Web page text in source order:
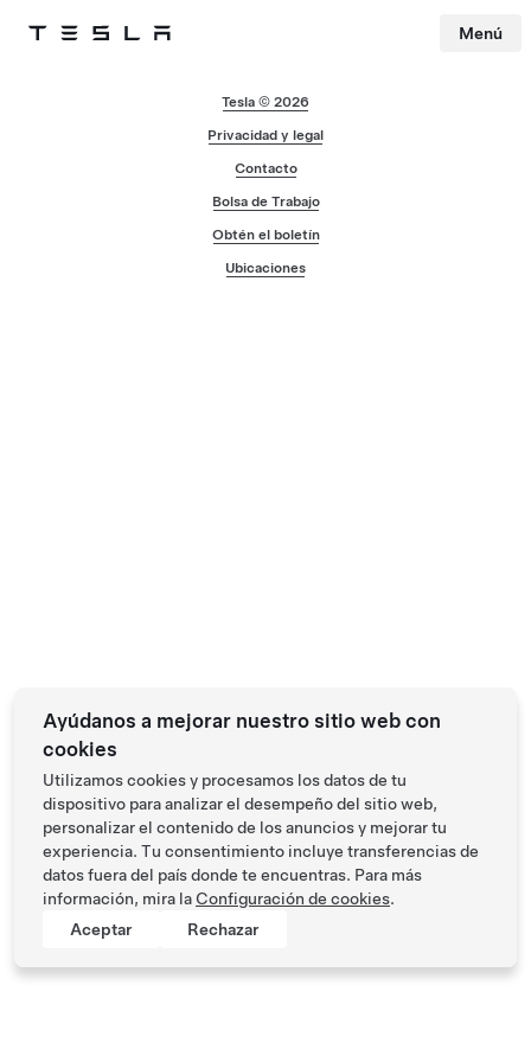
Tesla Menú
Tesla © 2026
Privacidad y legal
Contacto
Bolsa de Trabajo
Obtén el boletín
Ubicaciones
Ayúdanos a mejorar nuestro sitio web con
cookies
Utilizamos cookies y procesamos los datos de tu
dispositivo para analizar el desempeño del sitio web,
personalizar el contenido de los anuncios y mejorar tu
experiencia. Tu consentimiento incluye transferencias de
datos fuera del país donde te encuentras. Para más
información, mira la Configuración de cookies.
Aceptar
Rechazar